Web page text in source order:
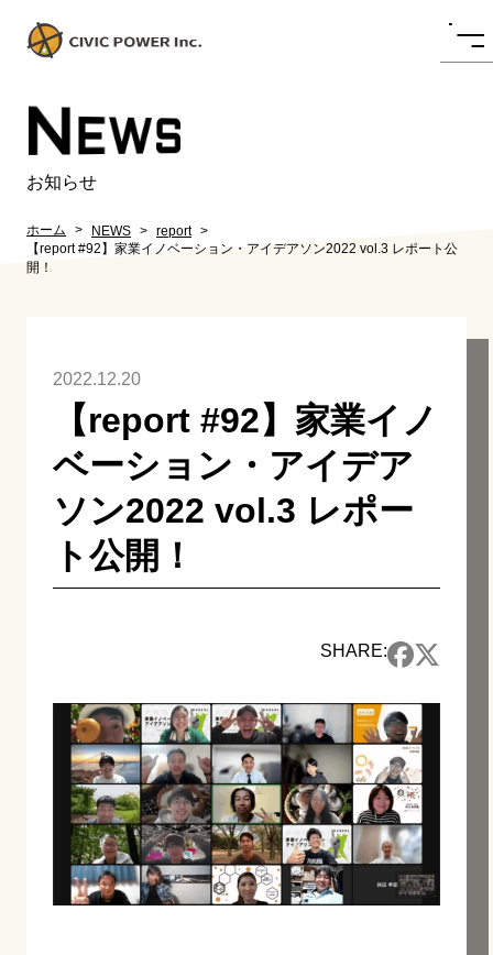
NEWS
お知らせ
ホーム NEWS
report
【report #92】家業イノベーション・アイデアソン2022 vol.3 レポート公
開！
2022.12.20
【report #92】家業イノ
ベーション・アイデア
ソン2022 vol.3 レポー
ト公開！
SHARE: